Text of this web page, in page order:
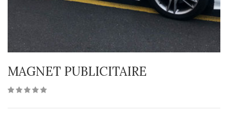
MAGNET PUBLICITAIRE